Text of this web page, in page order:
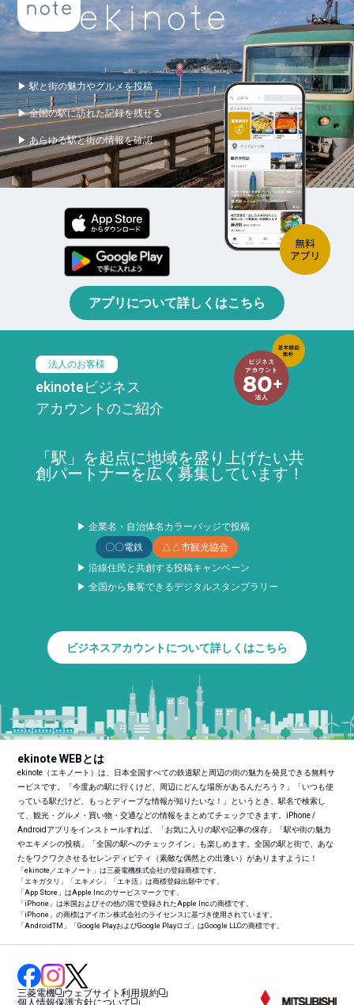
▶ 駅と街の魅力やグルメを投稿
▶ 全国の駅に訪れた記録を残せる
▶ あらゆる駅と街の情報を確認
アプリについて詳しくはこちら
法人のお客様
ekinoteビジネス
アカウントのご紹介
「駅」を起点に地域を盛り上げたい共
創パートナーを広く募集しています！
▶ 企業名・自治体名カラーバッジで投稿
〇〇電鉄
△△市観光協会
▶ 沿線住民と共創する投稿キャンペーン
▶ 全国から集客できるデジタルスタンプラリー
ビジネスアカウントについて詳しくはこちら
ekinote WEBとは
ekinote（エキノート）は、日本全国すべての鉄道駅と周辺の街の魅力を発見できる無料サ
ービスです。「今度あの駅に行くけど、周辺にどんな場所があるんだろう？」「いつも使
っている駅だけど、もっとディープな情報が知りたいな！」というとき、駅名で検索し
て、観光・グルメ・買い物・交通などの情報をまとめてチェックできます。iPhone /
Androidアプリをインストールすれば、「お気に入りの駅や記事の保存」「駅や街の魅力
やエキメシの投稿」「全国の駅へのチェックイン」も楽しめます。全国の駅と街で、あな
たをワクワクさせるセレンディピティ（素敵な偶然との出逢い）がありますように！
「ekinote／エキノート」は三菱電機株式会社の登録商標です。
「エキガタリ」「エキメシ」「エキ活」は商標登録出願中です。
「App Store」はApple Inc.のサービスマークです。
「iPhone」は米国およびその他の国で登録されたApple Inc.の商標です。
「iPhone」の商標はアイホン株式会社のライセンスに基づき使用されています。
「AndroidTM 」「Google PlayおよびGoogle Playロゴ」はGoogle LLCの商標です。
三菱電機
ウェブサイト利用規約
個人情報保護方針について